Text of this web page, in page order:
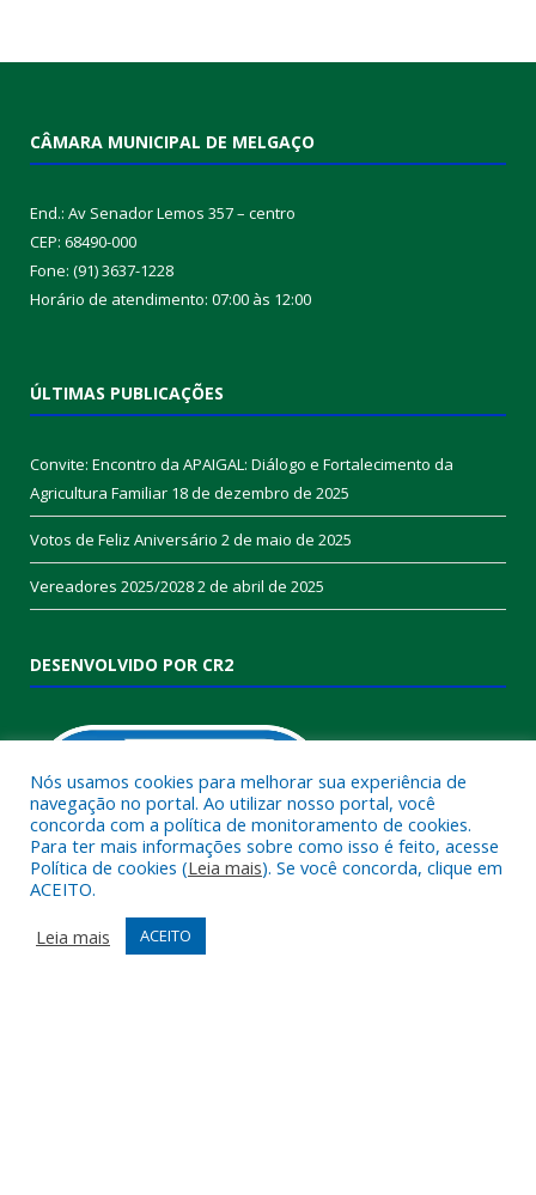
CÂMARA MUNICIPAL DE MELGAÇO
End.: Av Senador Lemos 357 – centro
CEP: 68490-000
Fone: (91) 3637-1228
Horário de atendimento: 07:00 às 12:00
ÚLTIMAS PUBLICAÇÕES
Convite: Encontro da APAIGAL: Diálogo e Fortalecimento da
Agricultura Familiar 18 de dezembro de 2025
Votos de Feliz Aniversário 2 de maio de 2025
Vereadores 2025/20282 de abril de 2025
DESENVOLVIDO POR CR2
Muito mais que
Realizamos umaassessoria
contrato que todas as exigências das
Nós usamos cookies para melhorar sua experiência de
navegação no portal. Ao utilizar nosso portal, você
concorda com a política de monitoramento de cookies.
Para ter mais informações sobre como isso é feito, acesse
Política de cookies (Leia mais). Se você concorda, clique em
ACEITO.
Leia mais
ACEITO